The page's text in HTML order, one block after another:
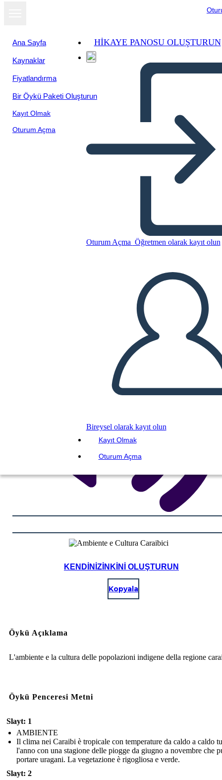
Ana Sayfa
Kaynaklar
Fiyatlandırma
Bir Öykü Paketi Oluşturun
Kayıt Olmak
Oturum Açma
HIKAYE PANOSU OLUŞTURUN
Oturum Açma Öğretmen olarak kayıt olun
Bireysel olarak kayıt olun
Kayıt Olmak
Oturum Açma
Ambiente e Cultura Caraibici
BİR HİKAYE PANOSU OLUŞTUR
SLAYT GÖSTERİSİNİ OYNAT
BENİ OKU
KENDINIZINKINI OLUŞTURUN
Kopyala
Öykü Açıklama
L'ambiente e la cultura delle popolazioni indigene della regione
Öykü Penceresi Metni
Slayt: 1
AMBIENTE
Il clima nei Caraibi è tropicale con temperature da caldo a caldo
l'anno con una stagione delle piogge da giugno a novembre che
portare uragani. La vegetazione è rigogliosa e verde.
Slayt: 2